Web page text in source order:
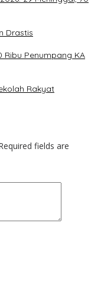
Drastis
Ribu Penumpang KA
Rakyat
fields are